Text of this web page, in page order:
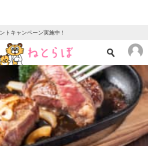
トキャンペーン実施中！
ニュース
クイズ
地域
教育・育児